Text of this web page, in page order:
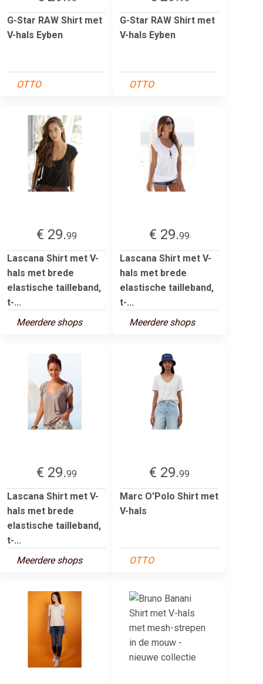
G-Star RAW Shirt met
V-hals Eyben
OTTO
G-Star RAW Shirt met
V-hals Eyben
OTTO
€ 29.99
Lascana Shirt met V-
hals met brede
elastische tailleband,
t-...
Meerdere shops
€ 29.99
Lascana Shirt met V-
hals met brede
elastische tailleband,
t-...
Meerdere shops
€ 29.99
Lascana Shirt met V-
hals met brede
elastische tailleband,
t-...
Meerdere shops
€ 29.99
Marc O'Polo Shirt met
V-hals
OTTO